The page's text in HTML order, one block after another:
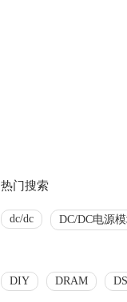
热门搜索
dc/dc DC/DC电源
DIY DRAM